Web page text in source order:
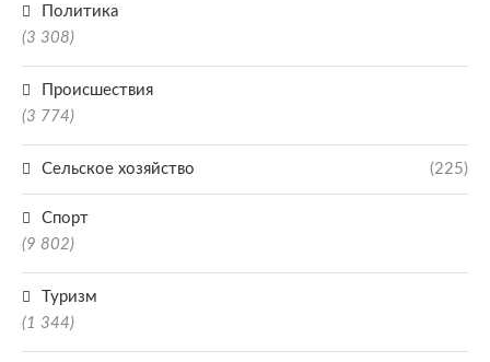
Политика
(3 308)
Происшествия
(3 774)
Сельское хозяйство (225)
Спорт
(9 802)
Туризм
(1 344)